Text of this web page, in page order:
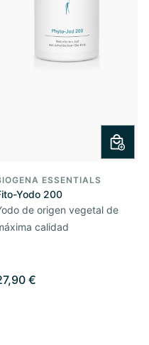
ESSENTIALS
Yodo 200
de origen vegetal de
calidad
€